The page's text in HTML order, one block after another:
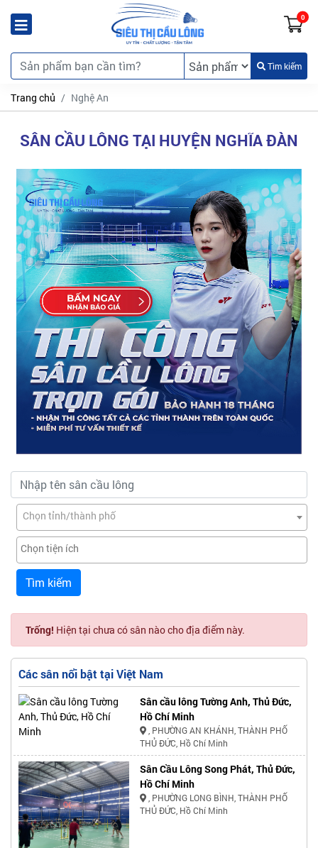
0
Tìm kiếm
Trang chủ Nghệ An
SÂN CẦU LÔNG TẠI HUYỆN NGHĨA ĐÀN
Chọn tỉnh/thành phố
Tìm kiếm
Trống! Hiện tại chưa có sân nào cho địa điểm này.
Các sân nổi bật tại Việt Nam
Sân cầu lông Tường Anh, Thủ Đức,
Hồ Chí Minh
, PHƯỜNG AN KHÁNH, THÀNH PHỐ
THỦ ĐỨC, Hồ Chí Minh
Sân Cầu Lông Song Phát, Thủ Đức,
Hồ Chí Minh
, PHƯỜNG LONG BÌNH, THÀNH PHỐ
THỦ ĐỨC, Hồ Chí Minh